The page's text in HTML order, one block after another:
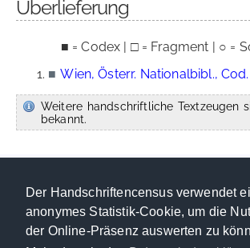
Der Handschriftencensus verwendet
anonymes Statistik-Cookie, um die
der Online-Präsenz auswerten zu
Überlieferung
■ = Codex | □ = Fragment | ○ =
■ Wien, Österr. Nationalbibl.,
Weitere handschriftliche Textzeugen
bekannt.